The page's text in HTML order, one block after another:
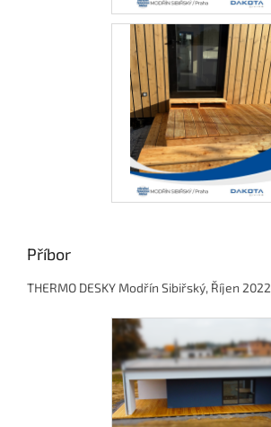
Příbor
THERMO DESKY Modřín Sibiřský, Říjen 2022